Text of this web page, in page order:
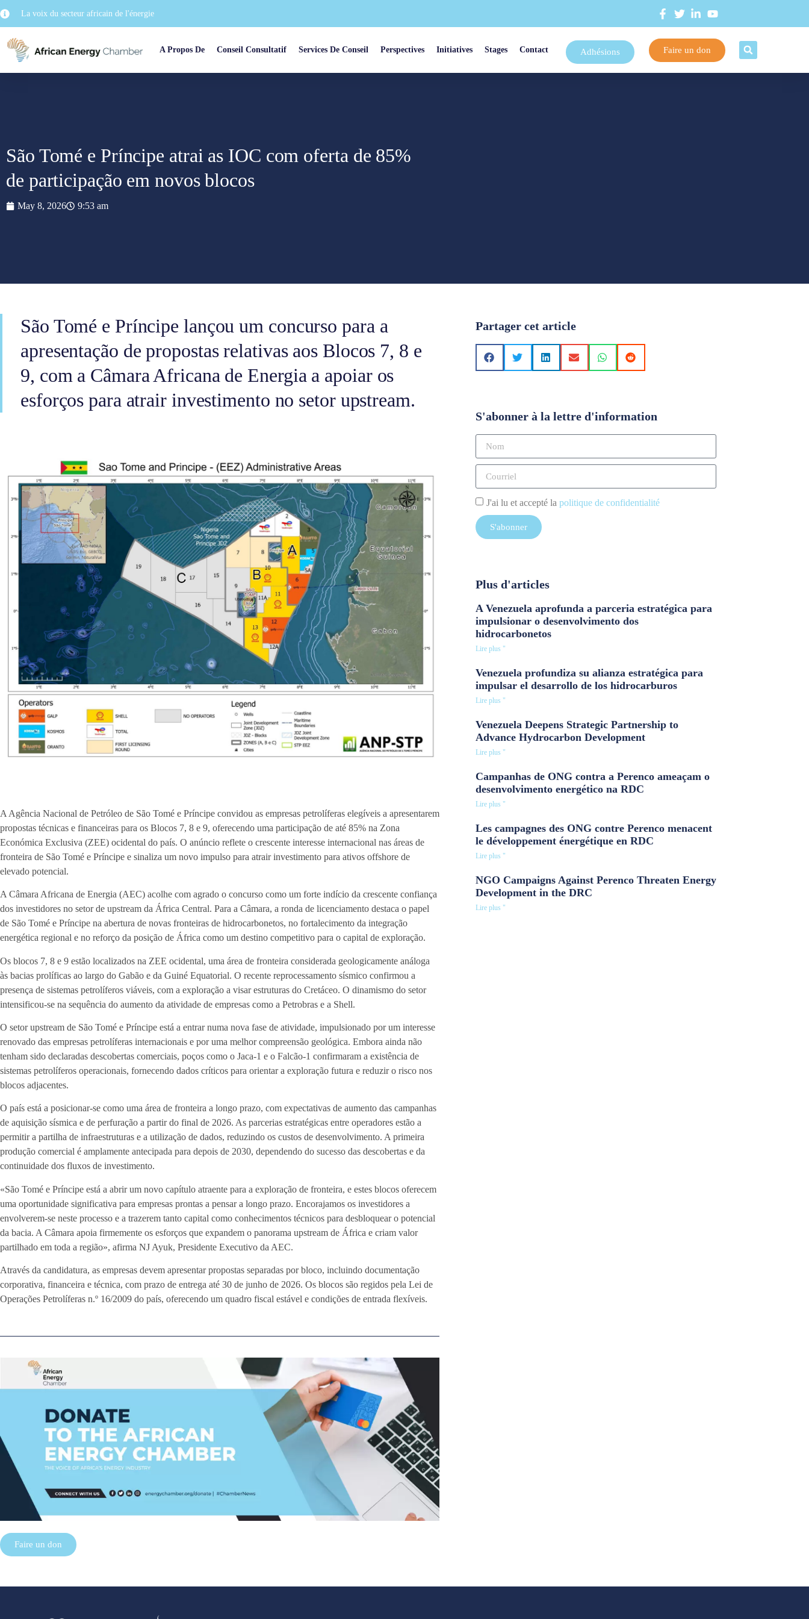
La voix du secteur africain de l'énergie
A Propos De Conseil Consultatif Services De Conseil Perspectives Initiatives Stages Contact Adhésions Faire un don
São Tomé e Príncipe atrai as IOC com oferta de 85%
de participação em novos blocos
May 8, 2026 9:53 am
São Tomé e Príncipe lançou um concurso para a
apresentação de propostas relativas aos Blocos 7, 8 e
9, com a Câmara Africana de Energia a apoiar os
esforços para atrair investimento no setor upstream.
A Agência Nacional de Petróleo de São Tomé e Príncipe convidou as empresas petrolíferas elegíveis a apresentarem
propostas técnicas e financeiras para os Blocos 7, 8 e 9, oferecendo uma participação de até 85% na Zona
Económica Exclusiva (ZEE) ocidental do país. O anúncio reflete o crescente interesse internacional nas áreas de
fronteira de São Tomé e Príncipe e sinaliza um novo impulso para atrair investimento para ativos offshore de
elevado potencial.
A Câmara Africana de Energia (AEC) acolhe com agrado o concurso como um forte indício da crescente confiança
dos investidores no setor de upstream da África Central. Para a Câmara, a ronda de licenciamento destaca o papel
de São Tomé e Príncipe na abertura de novas fronteiras de hidrocarbonetos, no fortalecimento da integração
energética regional e no reforço da posição de África como um destino competitivo para o capital de exploração.
Os blocos 7, 8 e 9 estão localizados na ZEE ocidental, uma área de fronteira considerada geologicamente análoga
às bacias prolíficas ao largo do Gabão e da Guiné Equatorial. O recente reprocessamento sísmico confirmou a
presença de sistemas petrolíferos viáveis, com a exploração a visar estruturas do Cretáceo. O dinamismo do setor
intensificou-se na sequência do aumento da atividade de empresas como a Petrobras e a Shell.
O setor upstream de São Tomé e Príncipe está a entrar numa nova fase de atividade, impulsionado por um interesse
renovado das empresas petrolíferas internacionais e por uma melhor compreensão geológica. Embora ainda não
tenham sido declaradas descobertas comerciais, poços como o Jaca-1 e o Falcão-1 confirmaram a existência de
sistemas petrolíferos operacionais, fornecendo dados críticos para orientar a exploração futura e reduzir o risco nos
blocos adjacentes.
O país está a posicionar-se como uma área de fronteira a longo prazo, com expectativas de aumento das campanhas
de aquisição sísmica e de perfuração a partir do final de 2026. As parcerias estratégicas entre operadores estão a
permitir a partilha de infraestruturas e a utilização de dados, reduzindo os custos de desenvolvimento. A primeira
produção comercial é amplamente antecipada para depois de 2030, dependendo do sucesso das descobertas e da
continuidade dos fluxos de investimento.
«São Tomé e Príncipe está a abrir um novo capítulo atraente para a exploração de fronteira, e estes blocos oferecem
uma oportunidade significativa para empresas prontas a pensar a longo prazo. Encorajamos os investidores a
envolverem-se neste processo e a trazerem tanto capital como conhecimentos técnicos para desbloquear o potencial
da bacia. A Câmara apoia firmemente os esforços que expandem o panorama upstream de África e criam valor
partilhado em toda a região», afirma NJ Ayuk, Presidente Executivo da AEC.
Através da candidatura, as empresas devem apresentar propostas separadas por bloco, incluindo documentação
corporativa, financeira e técnica, com prazo de entrega até 30 de junho de 2026. Os blocos são regidos pela Lei de
Operações Petrolíferas n.º 16/2009 do país, oferecendo um quadro fiscal estável e condições de entrada flexíveis.
Faire un don
Partager cet article
S'abonner à la lettre d'information
J'ai lu et accepté la politique de confidentialité
S'abonner
Plus d'articles
A Venezuela aprofunda a parceria estratégica para
impulsionar o desenvolvimento dos
hidrocarbonetos
Lire plus "
Venezuela profundiza su alianza estratégica para
impulsar el desarrollo de los hidrocarburos
Lire plus "
Venezuela Deepens Strategic Partnership to
Advance Hydrocarbon Development
Lire plus "
Campanhas de ONG contra a Perenco ameaçam o
desenvolvimento energético na RDC
Lire plus "
Les campagnes des ONG contre Perenco menacent
le développement énergétique en RDC
Lire plus "
NGO Campaigns Against Perenco Threaten Energy
Development in the DRC
Lire plus "